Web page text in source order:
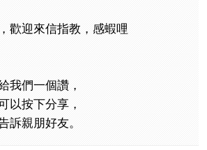
歡迎來信指教，感蝦哩
我們一個讚，
以按下分享，
訴親朋好友。